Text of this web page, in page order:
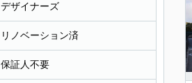
デザイナーズ
リノベーション済
保証人不要